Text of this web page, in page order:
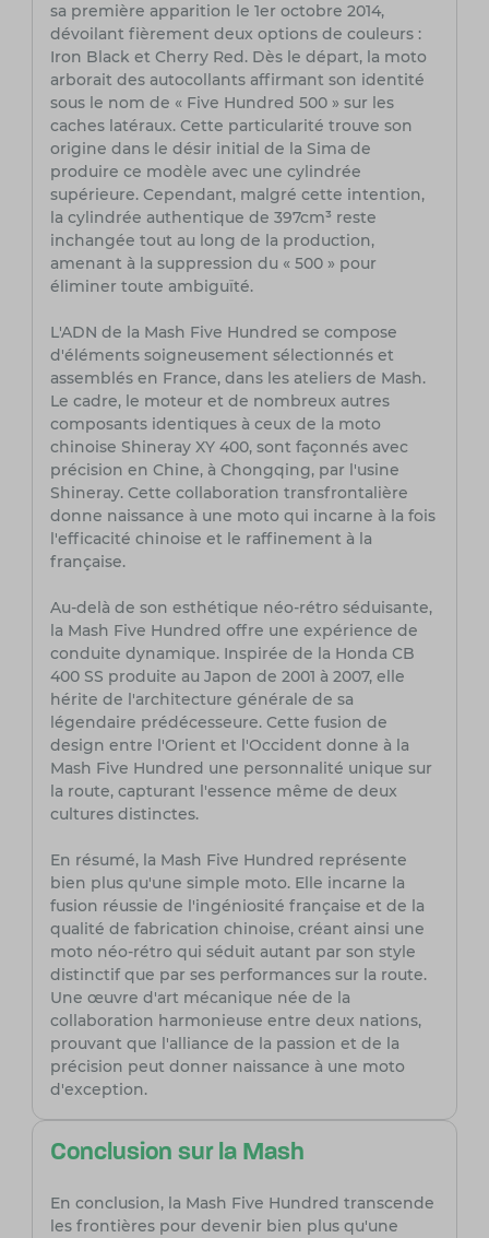
sa première apparition le 1er octobre 2014,
dévoilant fièrement deux options de couleurs :
Iron Black et Cherry Red. Dès le départ, la moto
arborait des autocollants affirmant son identité
sous le nom de « Five Hundred 500 » sur les
caches latéraux. Cette particularité trouve son
origine dans le désir initial de la Sima de
produire ce modèle avec une cylindrée
supérieure. Cependant, malgré cette intention,
la cylindrée authentique de 397cm³ reste
inchangée tout au long de la production,
amenant à la suppression du « 500 » pour
éliminer toute ambiguïté.
L'ADN de la Mash Five Hundred se compose
d'éléments soigneusement sélectionnés et
assemblés en France, dans les ateliers de Mash.
Le cadre, le moteur et de nombreux autres
composants identiques à ceux de la moto
chinoise Shineray XY 400, sont façonnés avec
précision en Chine, à Chongqing, par l'usine
Shineray. Cette collaboration transfrontalière
donne naissance à une moto qui incarne à la fois
l'efficacité chinoise et le raffinement à la
française.
Au-delà de son esthétique néo-rétro séduisante,
la Mash Five Hundred offre une expérience de
conduite dynamique. Inspirée de la Honda CB
400 SS produite au Japon de 2001 à 2007, elle
hérite de l'architecture générale de sa
légendaire prédécesseure. Cette fusion de
design entre l'Orient et l'Occident donne à la
Mash Five Hundred une personnalité unique sur
la route, capturant l'essence même de deux
cultures distinctes.
En résumé, la Mash Five Hundred représente
bien plus qu'une simple moto. Elle incarne la
fusion réussie de l'ingéniosité française et de la
qualité de fabrication chinoise, créant ainsi une
moto néo-rétro qui séduit autant par son style
distinctif que par ses performances sur la route.
Une œuvre d'art mécanique née de la
collaboration harmonieuse entre deux nations,
prouvant que l'alliance de la passion et de la
précision peut donner naissance à une moto
d'exception.
Conclusion sur la Mash
En conclusion, la Mash Five Hundred transcende
les frontières pour devenir bien plus qu'une